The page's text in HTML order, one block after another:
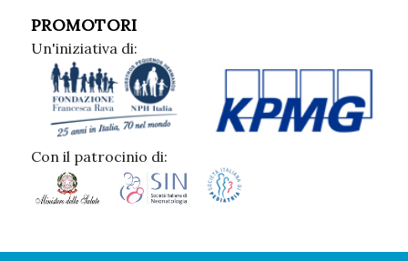
PROMOTORI
Un'iniziativa di:
Con il patrocinio di: